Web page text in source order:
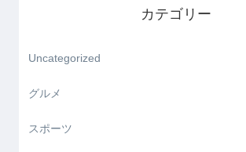
カテゴリー
Uncategorized
グルメ
スポーツ